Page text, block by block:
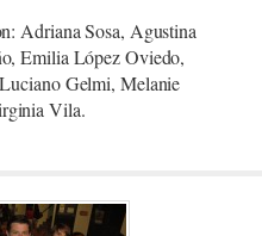
Adriana Sosa, Agustina
Emilia López Oviedo,
Gelmi, Melanie
Vila.